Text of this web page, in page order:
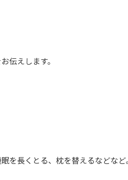
伝えします。
を長くとる、枕を替えるなどなど